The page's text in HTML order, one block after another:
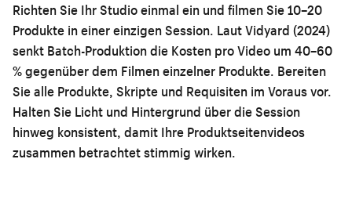
Richten Sie Ihr Studio einmal ein und filmen Sie 10–20
Produkte in einer einzigen Session. Laut Vidyard (2024)
senkt Batch-Produktion die Kosten pro Video um 40–60
% gegenüber dem Filmen einzelner Produkte. Bereiten
Sie alle Produkte, Skripte und Requisiten im Voraus vor.
Halten Sie Licht und Hintergrund über die Session
hinweg konsistent, damit Ihre Produktseitenvideos
zusammen betrachtet stimmig wirken.